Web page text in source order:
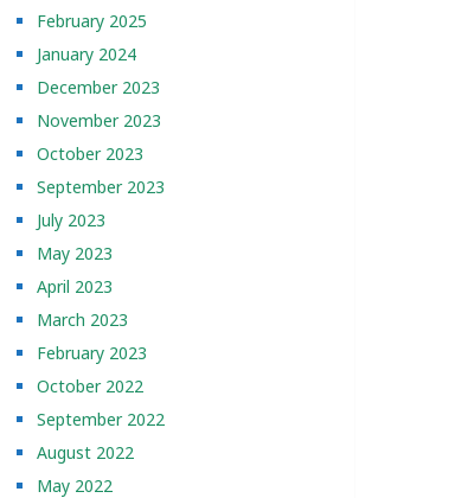
February 2025
January 2024
December 2023
November 2023
October 2023
September 2023
July 2023
May 2023
April 2023
March 2023
February 2023
October 2022
September 2022
August 2022
May 2022